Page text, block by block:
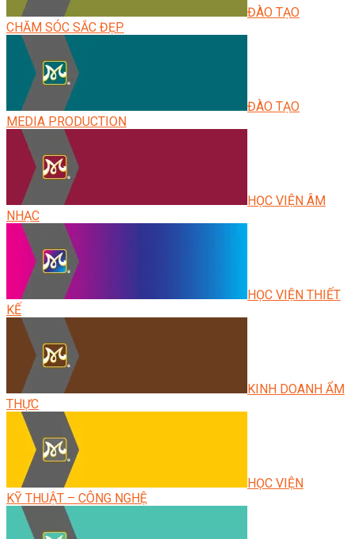
ĐÀO TẠO
CHĂM SÓC SẮC ĐẸP
ĐÀO TẠO
MEDIA PRODUCTION
HỌC VIỆN ÂM
NHẠC
HỌC VIỆN THIẾT
KẾ
KINH DOANH ẨM
THỰC
HỌC VIỆN
KỸ THUẬT – CÔNG NGHỆ